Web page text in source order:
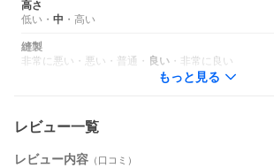
高さ
低い ・ 中 ・ 高い
縫製
非常に悪い ・ 悪い ・ 普通 ・ 良い ・ 非常に良い
もっと見る
レビュー一覧
レビュー内容 （口コミ）